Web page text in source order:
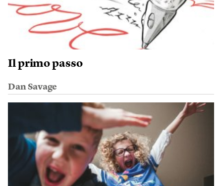
Il primo passo
Dan Savage